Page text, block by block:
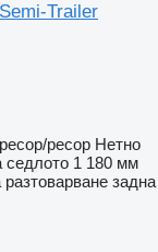
Trailer
ресор/ресор Нетно
седлото 1 180 мм
задна